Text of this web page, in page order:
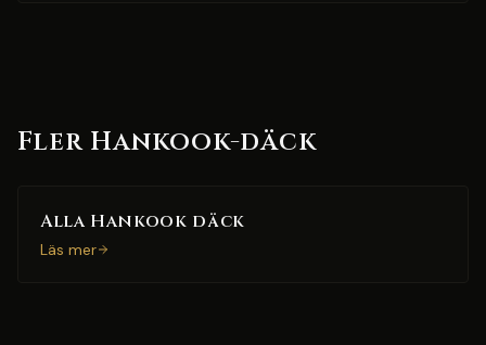
Fler Hankook-däck
Alla Hankook däck
Läs mer